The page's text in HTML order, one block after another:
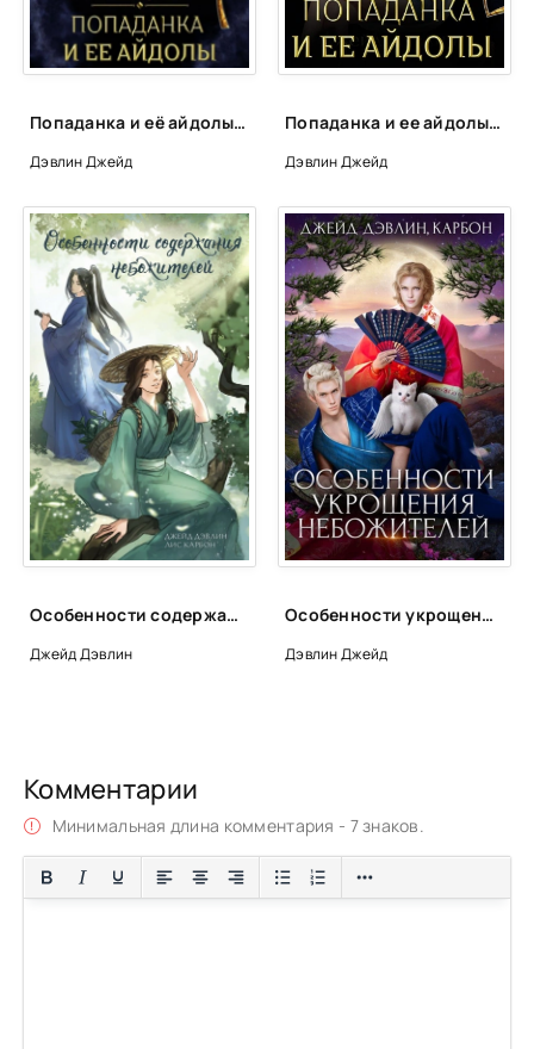
Глава 38
Глава 39
Глава 43
Глава 44
Глава 45
Глава 46
Глава 47
Глава 48
Эпилог 1
Эпилог 2
Эпилог 3
Попаданка и её айдолы. Часть 1 - Джейд Дэвлин, Лис Карбон
Дэвлин Джейд
Попаданка и ее айдолы. Часть 2 - Джейд Дэвлин, Карбон Лис
Дэвлин Джейд
Особенности содержания небожителей - Дэвлин Джейд, Карбон Лис
Джейд Дэвлин
Особенности укрощения небожителей - Дэвлин Джейд, Карбон Лис
Дэвлин Джейд
Комментарии
Минимальная длина комментария - 7 знаков.